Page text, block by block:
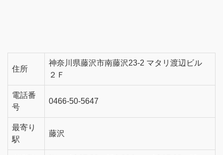
住所
神奈川県藤沢市南藤沢23-2 マタリ渡辺ビル
２Ｆ
電話番
号
0466-50-5647
最寄り
駅
藤沢